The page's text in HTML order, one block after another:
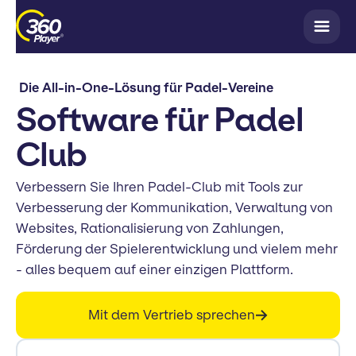
Die All-in-One-Lösung für Padel-Vereine
Software für Padel
Club
Verbessern Sie Ihren Padel-Club mit Tools zur
Verbesserung der Kommunikation, Verwaltung von
Websites, Rationalisierung von Zahlungen,
Förderung der Spielerentwicklung und vielem mehr
- alles bequem auf einer einzigen Plattform.
Mit dem Vertrieb sprechen